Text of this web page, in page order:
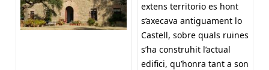
extens territorio es hont
s’axecava antiguament lo
Castell, sobre quals ruines
s’ha construhit l’actual
edifici, qu’honra tant a son